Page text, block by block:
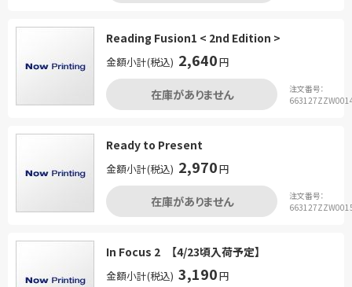
Reading Fusion1 < 2nd Edition >
金額小計(税込) 2,640円
在庫がありません
注文番号：
Ready to Present
金額小計(税込) 2,970円
在庫がありません
注文番号：
In Focus 2 【4/23頃入荷予定】
金額小計(税込) 3,190円